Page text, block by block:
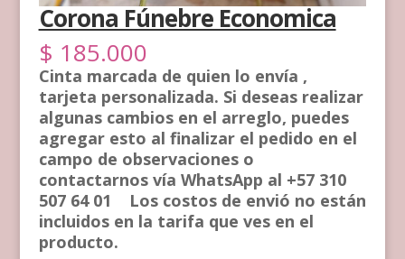
Corona Fúnebre Economica
$ 185.000
Cinta marcada de quien lo envía ,
tarjeta personalizada. Si deseas realizar
algunas cambios en el arreglo, puedes
agregar esto al finalizar el pedido en el
campo de observaciones o
contactarnos vía WhatsApp al +57 310
507 64 01 Los costos de envió no están
incluidos en la tarifa que ves en el
producto.